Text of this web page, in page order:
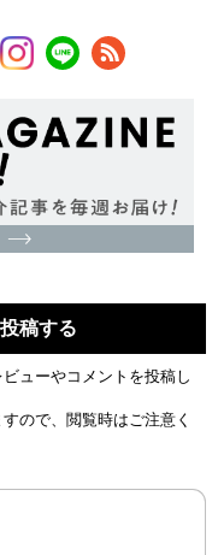
稿する
ューやコメントを投稿し
ので、閲覧時はご注意く